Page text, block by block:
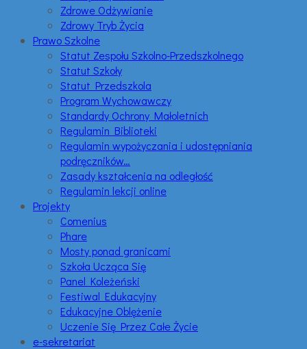
Zdrowe Odżywianie
Zdrowy Tryb Życia
Prawo Szkolne
Statut Zespołu Szkolno-Przedszkolnego
Statut Szkoły
Statut Przedszkola
Program Wychowawczy
Standardy Ochrony Małoletnich
Regulamin Biblioteki
Regulamin wypożyczania i udostępniania
podręczników…
Zasady kształcenia na odległość
Regulamin lekcji online
Projekty
Comenius
Phare
Mosty ponad granicami
Szkoła Ucząca Się
Panel Koleżeński
Festiwal Edukacyjny
Edukacyjne Oblężenie
Uczenie Się Przez Całe Życie
e-sekretariat